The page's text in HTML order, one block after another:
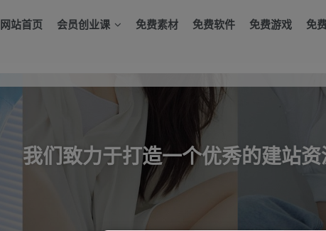
网站首页 会员创业课 免费素材 免费软件 免费游戏 免
我们致力于打造一个优秀的建站